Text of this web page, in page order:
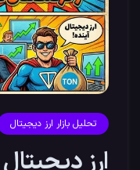
تحلیل بازار ارز دیجیتال
ارز